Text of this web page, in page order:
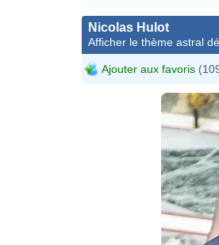
Nicolas Hulot
Afficher le thème astral
Ajouter aux favoris